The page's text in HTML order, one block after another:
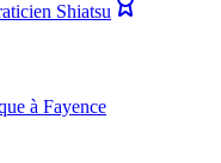
Shiatsu
à Fayence